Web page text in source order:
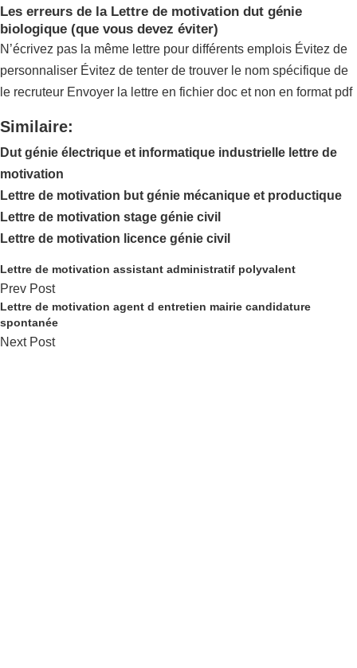
Les erreurs de la Lettre de motivation dut génie
biologique (que vous devez éviter)
N’écrivez pas la même lettre pour différents emplois Évitez de
personnaliser Évitez de tenter de trouver le nom spécifique de
le recruteur Envoyer la lettre en fichier doc et non en format pdf
Similaire:
Dut génie électrique et informatique industrielle lettre de
motivation
Lettre de motivation but génie mécanique et productique
Lettre de motivation stage génie civil
Lettre de motivation licence génie civil
Lettre de motivation assistant administratif polyvalent
Prev Post
Lettre de motivation agent d entretien mairie candidature
spontanée
Next Post